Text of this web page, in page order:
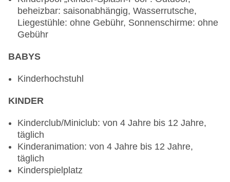
Bars & mehr: 7
Poolbar Outdoor „Liquid“: ohne Gebühr
Bar „Chill-Out Bar Sunset“: ohne Gebühr
Salonbar „Tivoli“: ohne Gebühr
Bar „Pepes Food Snack/Grill Bar“: täglich 10:30
Bar „Sportsbar“: ohne Gebühr
beheizbar: saisonabhängig, Wasserrutsche,
Liegestühle: ohne Gebühr, Sonnenschirme: ohne
Gebühr
BABYS
Kinderhochstuhl
KINDER
Kinderclub/Miniclub: von 4 Jahre bis 12 Jahre,
täglich
Kinderanimation: von 4 Jahre bis 12 Jahre,
täglich
Kinderspielplatz